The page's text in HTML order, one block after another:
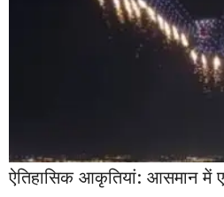
ऐतिहासिक आकृतियां: आसमान में